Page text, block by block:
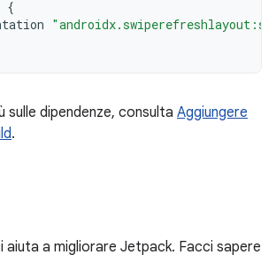
{
sulle dipendenze, consulta Aggiungere
.
aiuta a migliorare Jetpack. Facci sapere